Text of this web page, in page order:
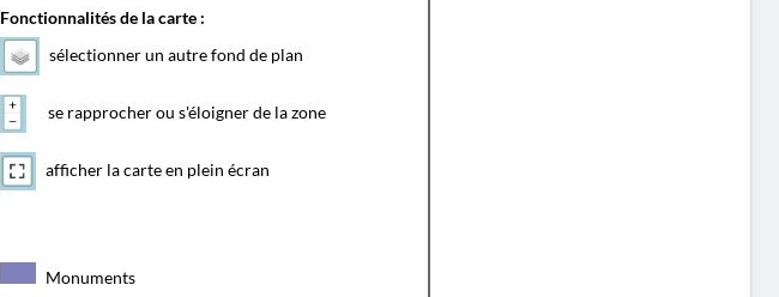
Fonctionnalités de la carte :
sélectionner un autre fond de plan
se rapprocher ou s'éloigner de la zone
afficher la carte en plein écran
Monuments